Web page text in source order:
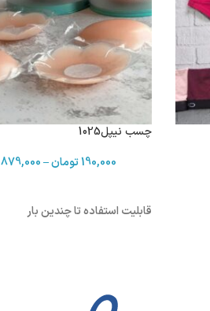
چسب نیپل1025
190,000تومان–
879,000
قابلیت استفاده تا چندین بار